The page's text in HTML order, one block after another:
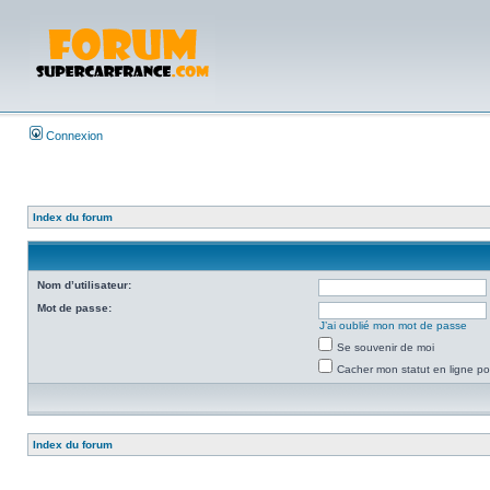
Connexion
Index du forum
Nom d’utilisateur:
Mot de passe:
J’ai oublié mon mot de passe
Se souvenir de moi
Cacher mon statut en ligne
Index du forum